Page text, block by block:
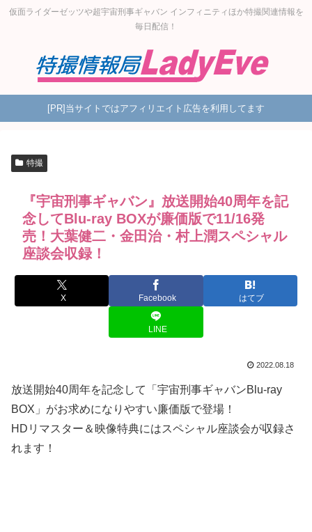
仮面ライダーゼッツや超宇宙刑事ギャバン インフィニティほか特撮関連情報を
毎日配信！
[PR]当サイトではアフィリエイト広告を利用してます
特撮
『宇宙刑事ギャバン』放送開始40周年を記
念してBlu-ray BOXが廉価版で11/16発
売！大葉健二・金田治・村上潤スペシャル
座談会収録！
X Facebook はてブ
LINE
2022.08.18
放送開始40周年を記念して「宇宙刑事ギャバンBlu‐ray
BOX」がお求めになりやすい廉価版で登場！
HDリマスター＆映像特典にはスペシャル座談会が収録さ
れます！